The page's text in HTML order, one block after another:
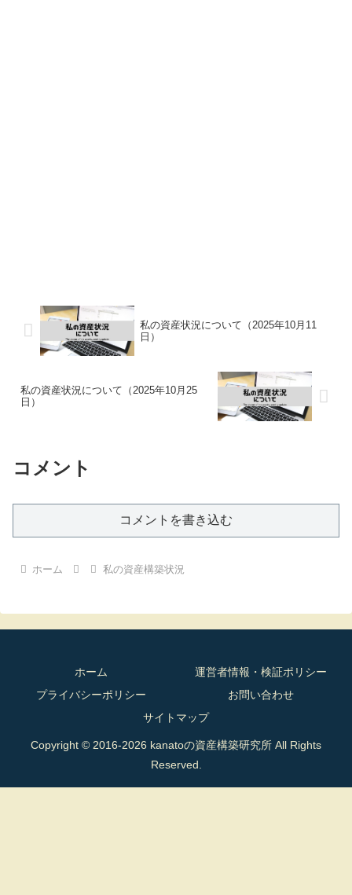
私の資産状況について（2025年10月11
日）
私の資産状況について（2025年10月25
日）
コメント
コメントを書き込む
ホーム 私の資産構築状況
ホーム
運営者情報・検証ポリシー
プライバシーポリシー
お問い合わせ
サイトマップ
Copyright © 2016-2026 kanatoの資産構築研究所 All Rights
Reserved.